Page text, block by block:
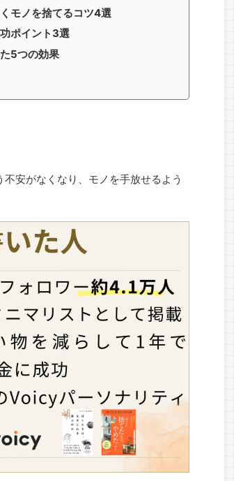
モノを捨てるコツ4選
ポイント3選
5つの効果
安がなくなり、モノを手放せるよう